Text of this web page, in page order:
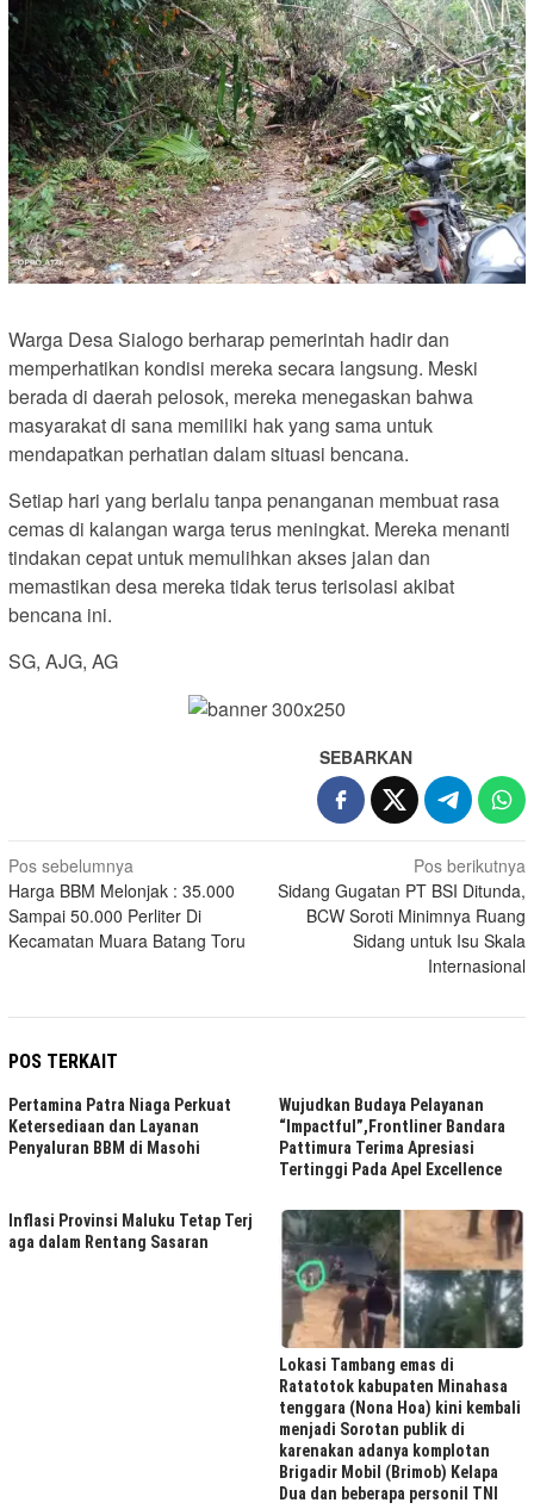
Warga Desa Sialogo berharap pemerintah hadir dan
memperhatikan kondisi mereka secara langsung. Meski
berada di daerah pelosok, mereka menegaskan bahwa
masyarakat di sana memiliki hak yang sama untuk
mendapatkan perhatian dalam situasi bencana.
Setiap hari yang berlalu tanpa penanganan membuat rasa
cemas di kalangan warga terus meningkat. Mereka menanti
tindakan cepat untuk memulihkan akses jalan dan
memastikan desa mereka tidak terus terisolasi akibat
bencana ini.
SG, AJG, AG
SEBARKAN
Navigasi
pos
Pos sebelumnya
Harga BBM Melonjak : 35.000
Sampai 50.000 Perliter Di
Kecamatan Muara Batang Toru
Pos berikutnya
Sidang Gugatan PT BSI Ditunda,
BCW Soroti Minimnya Ruang
Sidang untuk Isu Skala
Internasional
POS TERKAIT
Pertamina Patra Niaga Perkuat
Ketersediaan dan Layanan
Penyaluran BBM di Masohi
Wujudkan Budaya Pelayanan
“Impactful”,Frontliner Bandara
Pattimura Terima Apresiasi
Tertinggi Pada Apel Excellence
Inflasi Provinsi Maluku Tetap Terj
aga dalam Rentang Sasaran
Lokasi Tambang emas di
Ratatotok kabupaten Minahasa
tenggara (Nona Hoa) kini kembali
menjadi Sorotan publik di
karenakan adanya komplotan
Brigadir Mobil (Brimob) Kelapa
Dua dan beberapa personil TNI